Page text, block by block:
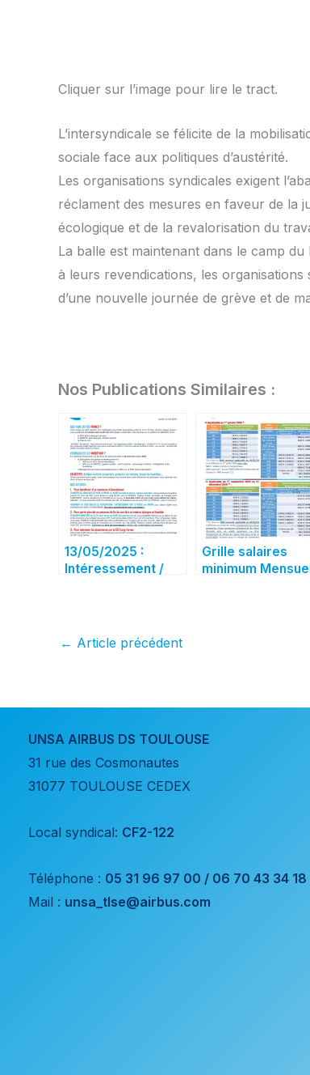
Cliquer sur l’image pour lire le tract.
L’intersyndicale se félicite de la
sociale face aux politiques d’austérité.
Les organisations syndicales exigent
réclament des mesures en faveur de la
écologique et de la revalorisation du
La balle est maintenant dans le camp
à leurs revendications, les
d’une nouvelle journée de grève et de
Nos Publications Similaires :
13/05/2025 :
Intéressement /
Grille salaires
minimum
← Article précédent
UNSA AIRBUS DS TOULOUSE
31 rue des Cosmonautes
31077 TOULOUSE CEDEX
Local syndical: CF2-122
Téléphone : 05 31 96 97 00 / 06 70 43 34 18
Mail : unsa_tlse@airbus.com